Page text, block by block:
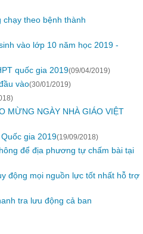
theo bệnh thành
vào lớp 10 năm học 2019 -
quốc gia 2019(09/04/2019)
vào(30/01/2019)
MỪNG NGÀY NHÀ GIÁO VIỆT
gia 2019(19/09/2018)
để địa phương tự chấm bài tại
động mọi nguồn lực tốt nhất hỗ trợ
tra lưu động cả ban